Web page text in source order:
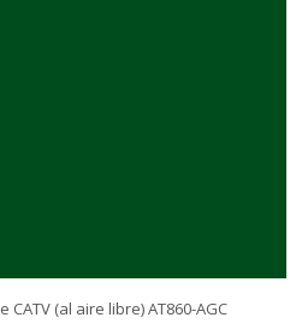
(al aire libre) AT860-AGC